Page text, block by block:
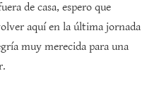
de casa, espero que
aquí en la última jornada
muy merecida para una